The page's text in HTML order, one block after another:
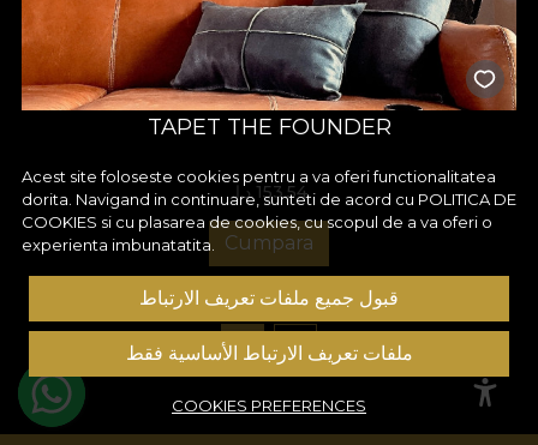
TAPET THE FOUNDER
153.54 د.إ.‏
Cumpara
2
Acest site foloseste cookies pentru a va oferi functionalitatea
dorita. Navigand in continuare, sunteti de acord cu POLITICA DE
COOKIES si cu plasarea de cookies, cu scopul de a va oferi o
experienta imbunatatita.
قبول جميع ملفات تعريف الارتباط
ملفات تعريف الارتباط الأساسية فقط
COOKIES PREFERENCES